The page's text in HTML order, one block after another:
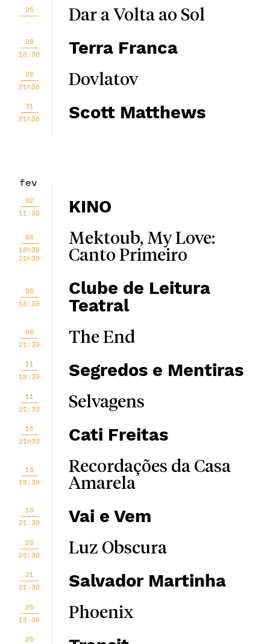
25
-
Dar a Volta ao Sol
28
18:30
Terra Franca
28
21h30
Dovlatov
31
21h30
Scott Matthews
fev
02
11:30
KINO
04
18h30
21h30
Mektoub, My Love:
Canto Primeiro
05
18:30
Clube de Leitura
Teatral
08
21:30
The End
11
18:30
Segredos e Mentiras
11
21:30
Selvagens
16
21h30
Cati Freitas
18
18:30
Recordações da Casa
Amarela
18
21:30
Vai e Vem
20
20:30
Luz Obscura
21
21:30
Salvador Martinha
25
18:30
Phoenix
25